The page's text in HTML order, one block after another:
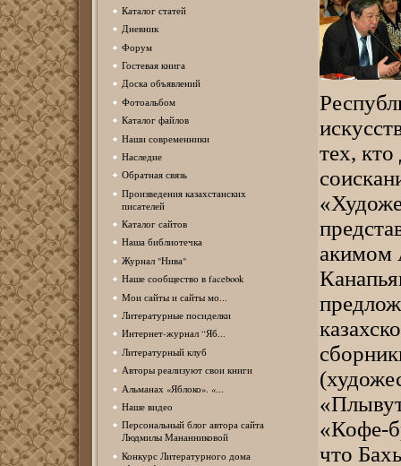
Каталог статей
Дневник
Форум
Гостевая книга
Доска объявлений
Фотоальбом
Каталог файлов
Наши современники
Наследие
Обратная связь
Произведения казахстанских
писателей
Каталог сайтов
Наша библиотечка
Журнал "Нива"
Наше сообщество в facebook
Мои сайты и сайты мо...
Литературные посиделки
Интернет-журнал “Яб...
Литературный клуб
Авторы реализуют свои книги
Альманах «Яблоко». «...
Наше видео
Персональный блог автора сайта
Людмилы Мананниковой
Конкурс Литературного дома
тех,
акимом
«Кофе-
что